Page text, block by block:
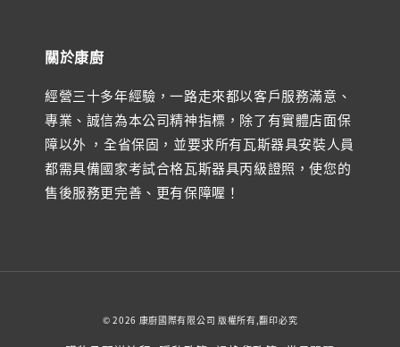
關於康廚
經營三十多年經驗，一路走來都以客戶服務滿意、
專業、誠信為本公司精神指標，除了有實體店面保
障以外 ，全省保固，並要求所有瓦斯器具安裝人員
都需具備國家考試合格瓦斯器具丙級證照，使您的
售後服務更完善、更有保障喔！
© 2026 康廚國際有限公司 版權所有,翻印必究